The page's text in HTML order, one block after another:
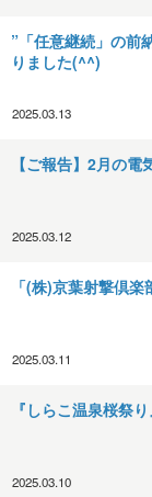
”「任意継続」の前
りました(^^)
2025.03.13
【ご報告】2月の
2025.03.12
「(株)京葉射撃倶
2025.03.11
『しらこ温泉桜祭
2025.03.10